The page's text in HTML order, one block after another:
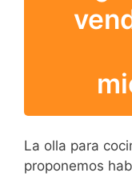
La olla para
proponemos